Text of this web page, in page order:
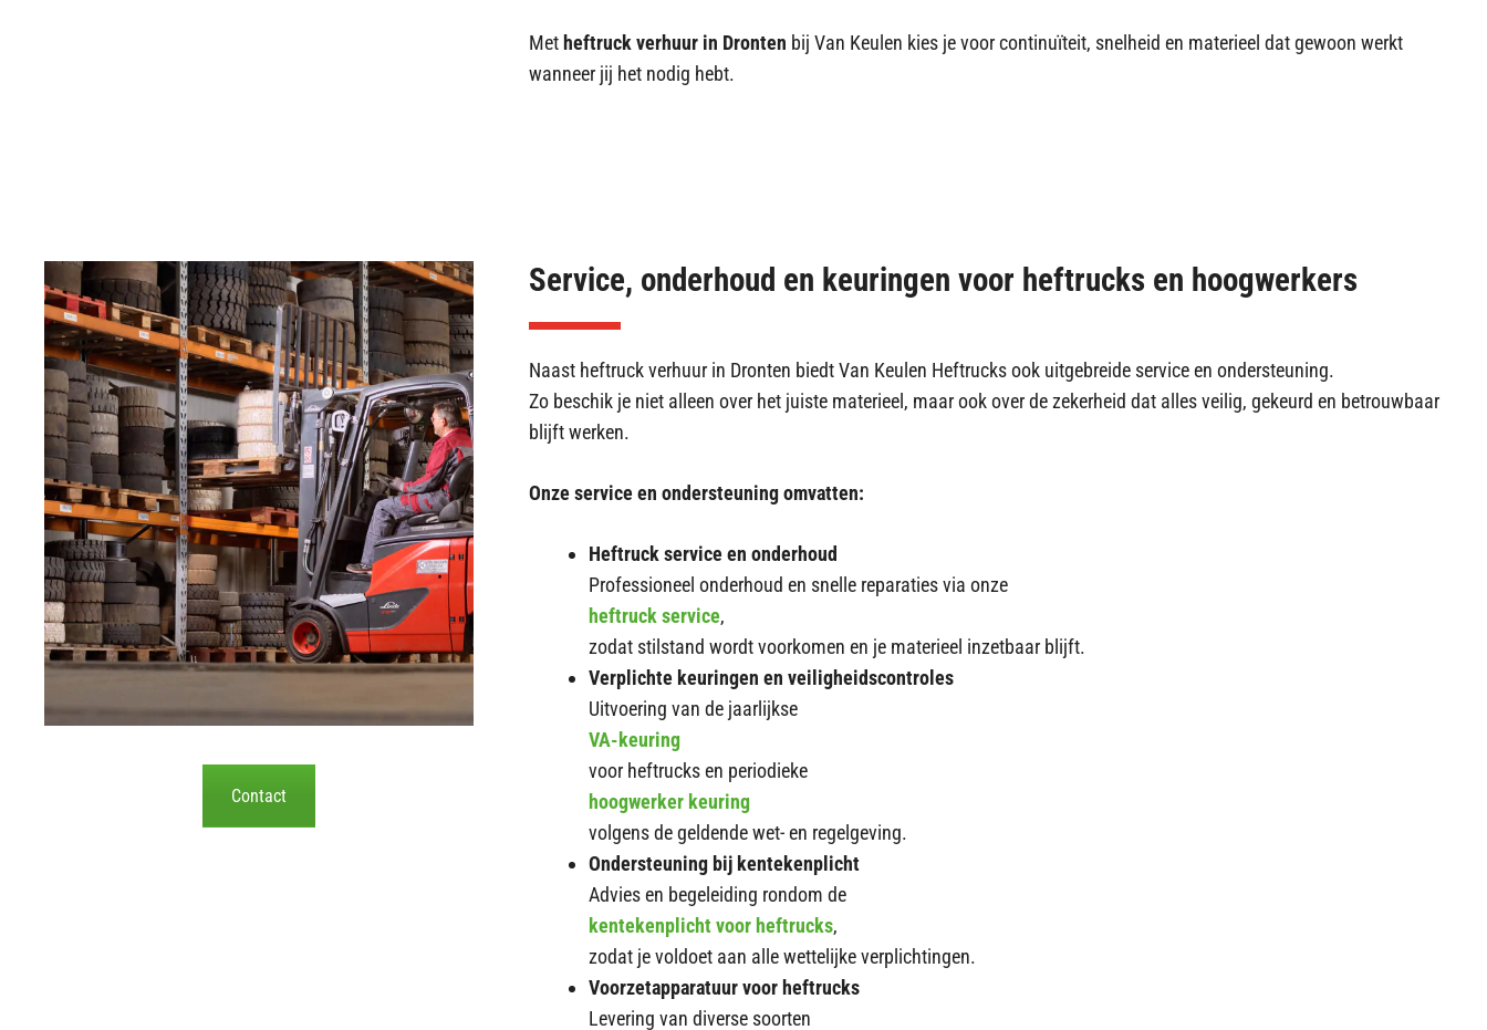
Metheftruck verhuur in Dronten bij Van Keulen kies je voor continuïteit, snelheid en materieel dat gewoon werkt
wanneer jij het nodig hebt.
Contact
Service, onderhoud en keuringen voor heftrucks en hoogwerkers
Naast heftruck verhuur in Dronten biedt Van Keulen Heftrucks ook uitgebreide service en ondersteuning.
Zo beschik je niet alleen over het juiste materieel, maar ook over de zekerheid dat alles veilig, gekeurd en betrouwbaar
blijft werken.
Onze service en ondersteuning omvatten:
Heftruck service en onderhoud
Professioneel onderhoud en snelle reparaties via onze
heftruck service,
zodat stilstand wordt voorkomen en je materieel inzetbaar blijft.
Verplichte keuringen en veiligheidscontroles
Uitvoering van de jaarlijkse
VA-keuring
voor heftrucks en periodieke
hoogwerker keuring
volgens de geldende wet- en regelgeving.
Ondersteuning bij kentekenplicht
Advies en begeleiding rondom de
kentekenplicht voor heftrucks,
zodat je voldoet aan alle wettelijke verplichtingen.
Voorzetapparatuur voor heftrucks
Levering van diverse soorten